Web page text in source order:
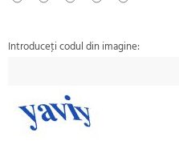
Introduceţi codul din imagine: